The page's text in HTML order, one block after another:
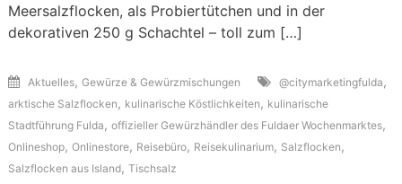
Meersalzflocken, als Probiertütchen und in der
dekorativen 250 g Schachtel – toll zum […]
Aktuelles, Gewürze & Gewürzmischungen @citymarketingfulda,
arktische Salzflocken, kulinarische Köstlichkeiten, kulinarische
Stadtführung Fulda, offizieller Gewürzhändler des Fuldaer Wochenmarktes,
Onlineshop, Onlinestore, Reisebüro, Reisekulinarium, Salzflocken,
Salzflocken aus Island, Tischsalz